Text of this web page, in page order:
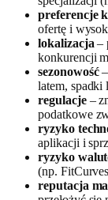
preferencje
ofertę i
lokalizacja –
konkurencji
sezonowość–
latem, spadki
regulacje–
podatkowe
ryzyko
aplikacji i
ryzyko
(np.
reputacja